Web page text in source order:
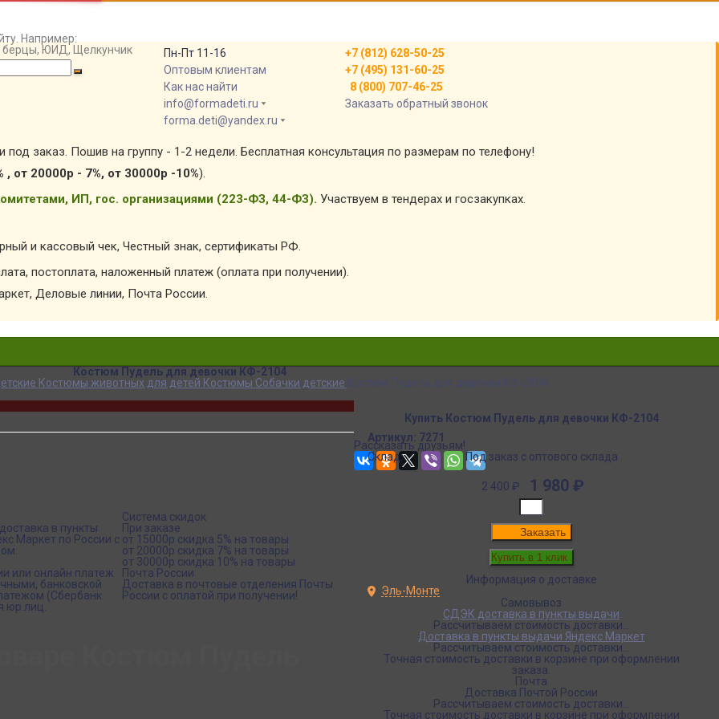
Например:
берцы, ЮИД, Щелкунчик
Пн-Пт 11-16
Оптовым клиентам
Как нас найти
info@formadeti.ru
forma.deti@yandex.ru
+7 (812) 628-50-25
+7 (495) 131-60-25
8 (800) 707-46-25
Заказать обратный звонок
под заказ. Пошив на группу - 1-2 недели. Бесплатная консультация по размерам по телефону!
, от 20000р - 7%, от 30000р -10%).
ИП, гос. организациями (223-ФЗ, 44-ФЗ). Участвуем в тендерах и госзакупках.
и кассовый чек, Честный знак, сертификаты РФ.
постоплата, наложенный платеж (оплата при получении).
Деловые линии, Почта России.
Костюм Пудель для девочки КФ-2104
Костюмы животных для детей Костюмы Собачки детские Костюм Пудель для девочки КФ-2104
Купить Костюм Пудель для девочки КФ-2104
Артикул: 7271
Склад:
Под заказ с оптового склада
2 400 ₽ 1 980 ₽
Заказать
Информация о доставке
Эль-Монте
Самовывоз
СДЭК доставка в пункты выдачи
Рассчитываем стоимость доставки...
Доставка в пункты выдачи Яндекс Маркет
Рассчитываем стоимость доставки...
Точная стоимость доставки в корзине при оформлении
заказа.
Почта
Доставка Почтой России
Рассчитываем стоимость доставки...
Точная стоимость доставки в корзине при оформлении
в пункты
Маркет по России с
Система скидок
При заказе
от 15000р скидка 5% на товары
от 20000р скидка 7% на товары
от 30000р скидка 10% на товары
или онлайн платеж
банковской
(Сбербанк
юр.лиц.
Почта России
Доставка в почтовые отделения Почты
России с оплатой при получении!
Рассказать друзьям!